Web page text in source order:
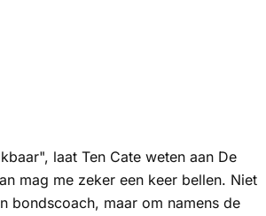
laat Ten Cate weten aan De
mag me zeker een keer bellen. Niet
bondscoach, maar om namens de